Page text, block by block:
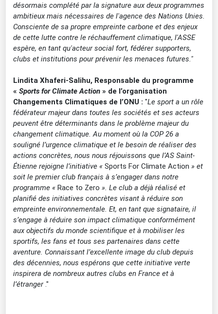
désormais complété par la signature aux deux programmes
ambitieux mais nécessaires de l'agence des Nations Unies.
Consciente de sa propre empreinte carbone et des enjeux
de cette lutte contre le réchauffement climatique, l'ASSE
espère, en tant qu'acteur social fort, fédérer supporters,
clubs et institutions pour prévenir les menaces futures."
Lindita Xhaferi-Salihu, Responsable du programme
« Sports for Climate Action » de l’organisation
Changements Climatiques de l’ONU : "Le sport a un rôle
fédérateur majeur dans toutes les sociétés et ses acteurs
peuvent être déterminants dans le problème majeur du
changement climatique. Au moment où la COP 26 a
souligné l’urgence climatique et le besoin de réaliser des
actions concrètes, nous nous réjouissons que l’AS Saint-
Étienne rejoigne l’initiative « Sports For Climate Action » et
soit le premier club français à s’engager dans notre
programme « Race to Zero ». Le club a déjà réalisé et
planifié des initiatives concrètes visant à réduire son
empreinte environnementale. Et, en tant que signataire, il
s’engage à réduire son impact climatique conformément
aux objectifs du monde scientifique et à mobiliser les
sportifs, les fans et tous ses partenaires dans cette
aventure. Connaissant l’excellente image du club depuis
des décennies, nous espérons que cette initiative verte
inspirera de nombreux autres clubs en France et à
l’étranger."